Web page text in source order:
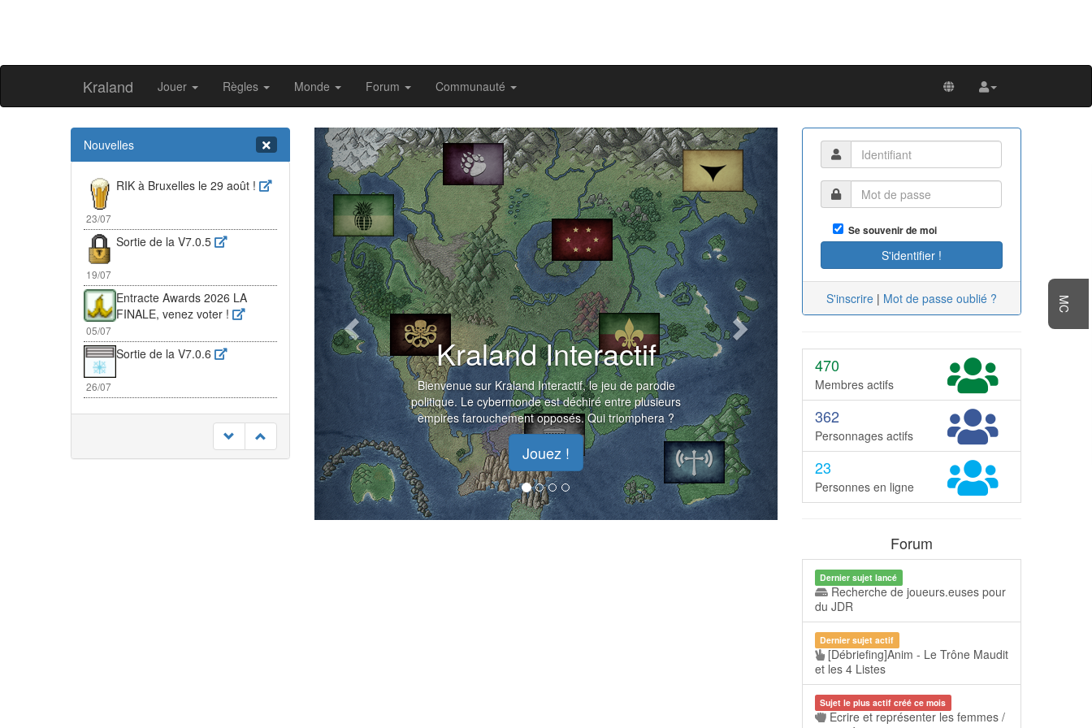
Kraland Jouer Règles Monde Forum Communauté
Nouvelles
23/07
RIK à Bruxelles le 29 août !
19/07
Sortie de la V7.0.5
05/07
Entracte Awards 2026 LA
FINALE, venez voter !
26/07
Sortie de la V7.0.6 Kraland Interactif
Bienvenue sur Kraland Interactif, le jeu de parodie
politique. Le cybermonde est déchiré entre plusieurs
empires farouchement opposés. Qui triomphera ?
Jouez !
Previous Next
Se souvenir de moi
S'inscrire | Mot de passe oublié ?
470
Membres actifs
362
Personnages actifs
23
Personnes en ligne
Forum
Dernier sujet lancé
Recherche de joueurs.euses pour
du JDR
Dernier sujet actif
[Débriefing]Anim - Le Trône Maudit
et les 4 Listes
Sujet le plus actif créé ce mois
Ecrire et représenter les femmes /
MC